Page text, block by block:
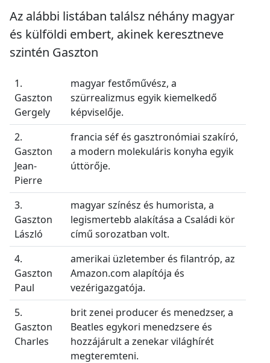
Az alábbi listában találsz néhány magyar
és külföldi embert, akinek keresztneve
szintén Gaszton
1.
Gaszton
Gergely
magyar festőművész, a
szürrealizmus egyik kiemelkedő
képviselője.
2.
Gaszton
Jean-
Pierre
francia séf és gasztronómiai szakíró,
a modern molekuláris konyha egyik
úttörője.
3.
Gaszton
László
magyar színész és humorista, a
legismertebb alakítása a Családi kör
című sorozatban volt.
4.
Gaszton
Paul
amerikai üzletember és filantróp, az
Amazon.com alapítója és
vezérigazgatója.
5.
Gaszton
Charles
brit zenei producer és menedzser, a
Beatles egykori menedzsere és
hozzájárult a zenekar világhírét
megteremteni.